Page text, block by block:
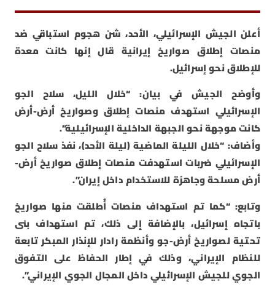
أعلن الجيش الإسرائيلي، الأحد، شن هجوم استباقي ضد
منصات إطلاق صواريخ إيرانية قال إنها كانت معدة
للإطلاق نحو إسرائيل.
وأوضح الجيش في بيان: “خلال الليل، سلاح الجو
الإسرائيلي استهدف منصات إطلاق وصواريخ أرض-أرض
كانت موجهة نحو الجبهة الداخلية الإسرائيلية”.
وأضاف: “خلال الليلة الماضية (ليلة الأحد)، نفذ سلاح الجو
الإسرائيلي ضربات استهدفت منصات إطلاق صواريخ أرض-
أرض مسلحة وجاهزة للاستخدام داخل إيران”.
وتابع: “كما تم استهداف منصات أُطلقت منها صواريخ
باتجاه إسرائيل، بالإضافة إلى ذلك، تم استهداف بنى
تحتية لصواريخ أرض-جو وأنظمة رادار للإنذار المبكر تابعة
للنظام الإيراني، وذلك في إطار الحفاظ على التفوق
الجوي للجيش الإسرائيلي داخل المجال الجوي الإيراني”.